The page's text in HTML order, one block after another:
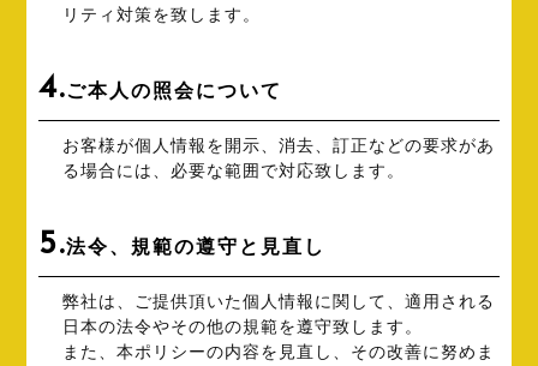
リティ対策を致します。
4.ご本人の照会について
お客様が個人情報を開示、消去、訂正などの要求があ
る場合には、必要な範囲で対応致します。
5.法令、規範の遵守と見直し
弊社は、ご提供頂いた個人情報に関して、適用される
日本の法令やその他の規範を遵守致します。
また、本ポリシーの内容を見直し、その改善に努めま